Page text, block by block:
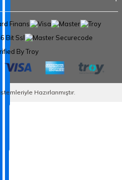
Hazırlanmıştır.